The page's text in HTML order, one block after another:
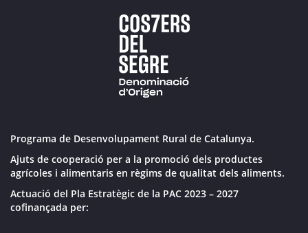
Programa de Desenvolupament Rural de Catalunya.
Ajuts de cooperació per a la promoció dels productes
agrícoles i alimentaris en règims de qualitat dels aliments.
Actuació del Pla Estratègic de la PAC 2023 – 2027
cofinançada per: